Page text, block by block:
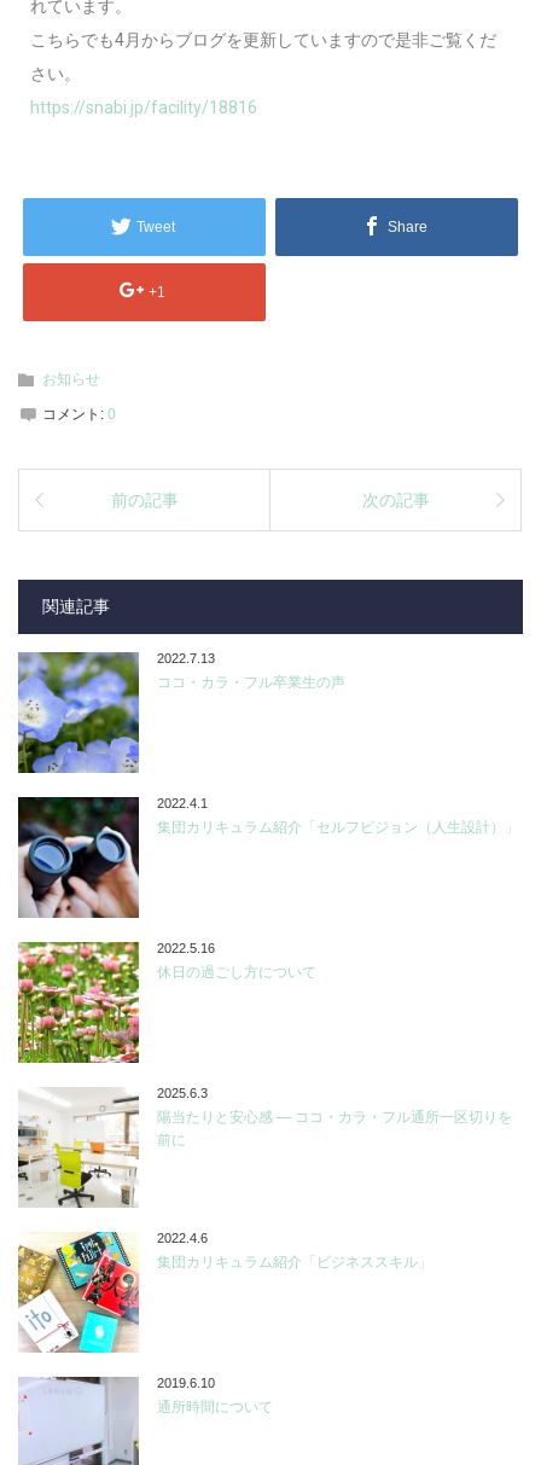
れています。
こちらでも4月からブログを更新していますので是非ご覧くだ
さい。
https://snabi.jp/facility/18816
Tweet Share
+1
お知らせ
コメント: 0
前の記事 次の記事
関連記事
2022.7.13
ココ・カラ・フル卒業生の声
2022.4.1
集団カリキュラム紹介「セルフビジョン（人生設計）」
2022.5.16
休日の過ごし方について
2025.6.3
陽当たりと安心感 ― ココ・カラ・フル通所一区切りを
前に
2022.4.6
集団カリキュラム紹介「ビジネススキル」
2019.6.10
通所時間について